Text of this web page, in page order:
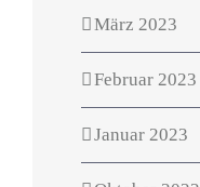
März 2023
Februar 2023
Januar 2023